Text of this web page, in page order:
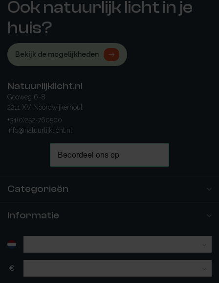
Ook natuurlijk licht in je
huis?
Bekijk de mogelijkheden
Natuurlijklicht.nl
Gooweg 6-8
2211 XV Noordwijkerhout
+31(0)252-760500
info@natuurlijklicht.nl
Categorieën
Informatie
€